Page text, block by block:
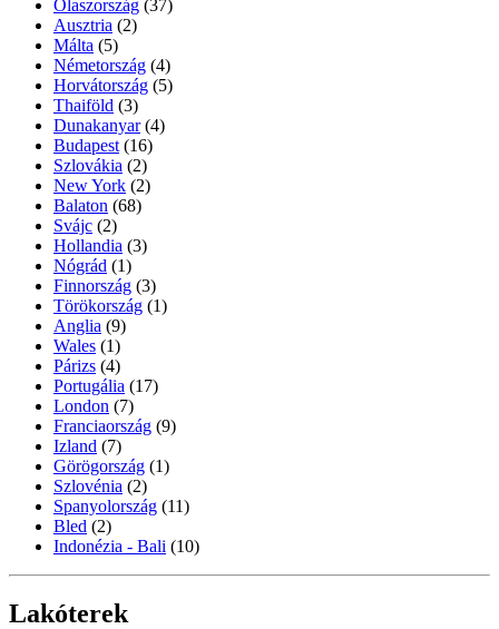
Olaszország (37)
Ausztria (2)
Málta (5)
Németország (4)
Horvátország (5)
Thaiföld (3)
Dunakanyar (4)
Budapest (16)
Szlovákia (2)
New York (2)
Balaton (68)
Svájc (2)
Hollandia (3)
Nógrád (1)
Finnország (3)
Törökország (1)
Anglia (9)
Wales (1)
Párizs (4)
Portugália (17)
London (7)
Franciaország (9)
Izland (7)
Görögország (1)
Szlovénia (2)
Spanyolország (11)
Bled (2)
Indonézia - Bali (10)
Lakóterek